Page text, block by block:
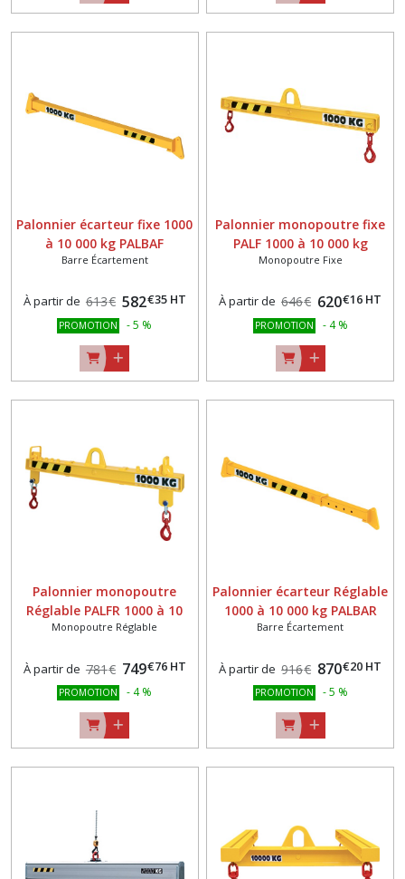
Palonnier écarteur fixe 1000
à 10 000 kg PALBAF
Barre Écartement
À partir de 613€ 582€35 HT
PROMOTION -5 %
Palonnier monopoutre fixe
PALF 1000 à 10 000 kg
Monopoutre Fixe
À partir de 646€ 620€16 HT
PROMOTION - 4 %
Palonnier monopoutre
Réglable PALFR 1000 à 10
000 kg
Monopoutre Réglable
À partir de 781€ 749€76 HT
PROMOTION - 4 %
Palonnier écarteur Réglable
1000 à 10 000 kg PALBAR
Barre Écartement
À partir de 916€ 870€20 HT
PROMOTION - 5 %